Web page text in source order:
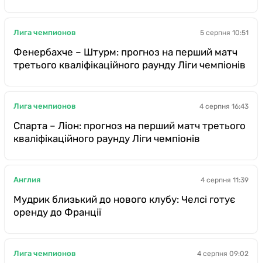
Лига чемпионов 5 серпня 10:51
Фенербахче – Штурм: прогноз на перший матч
третього кваліфікаційного раунду Ліги чемпіонів
Лига чемпионов 4 серпня 16:43
Спарта – Ліон: прогноз на перший матч третього
кваліфікаційного раунду Ліги чемпіонів
Англия 4 серпня 11:39
Мудрик близький до нового клубу: Челсі готує
оренду до Франції
Лига чемпионов 4 серпня 09:02